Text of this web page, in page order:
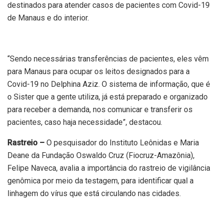
destinados para atender casos de pacientes com Covid-19
de Manaus e do interior.
“Sendo necessárias transferências de pacientes, eles vêm
para Manaus para ocupar os leitos designados para a
Covid-19 no Delphina Aziz. O sistema de informação, que é
o Sister que a gente utiliza, já está preparado e organizado
para receber a demanda, nos comunicar e transferir os
pacientes, caso haja necessidade”, destacou.
Rastreio – O pesquisador do Instituto Leônidas e Maria
Deane da Fundação Oswaldo Cruz (Fiocruz-Amazônia),
Felipe Naveca, avalia a importância do rastreio de vigilância
genômica por meio da testagem, para identificar qual a
linhagem do vírus que está circulando nas cidades.